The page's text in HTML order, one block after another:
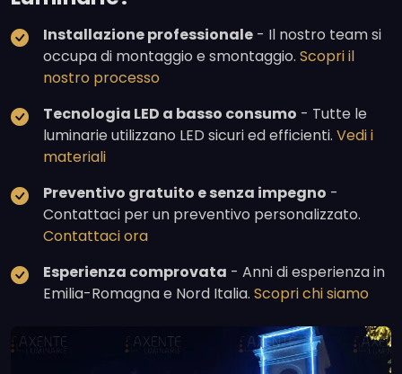
Installazione professionale - Il nostro team si
occupa di montaggio e smontaggio. Scopri il
nostro processo
Tecnologia LED a basso consumo - Tutte le
luminarie utilizzano LED sicuri ed efficienti. Vedi i
materiali
Preventivo gratuito e senza impegno -
Contattaci per un preventivo personalizzato.
Contattaci ora
Esperienza comprovata - Anni di esperienza in
Emilia-Romagna e Nord Italia. Scopri chi siamo